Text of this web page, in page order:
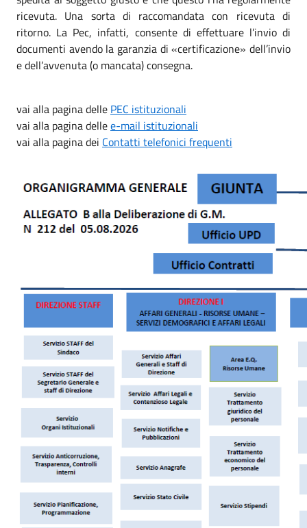
ricevuta. Una sorta di raccomandata con ricevuta di
ritorno. La Pec, infatti, consente di effettuare l’invio di
documenti avendo la garanzia di «certificazione» dell’invio
e dell’avvenuta (o mancata) consegna.
vai alla pagina delle PEC istituzionali
vai alla pagina dellee-mail istituzionali
vai alla pagina dei Contatti telefonici frequenti